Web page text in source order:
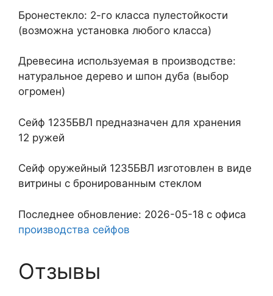
Бронестекло: 2-го класса пулестойкости
(возможна установка любого класса)
Древесина используемая в производстве:
натуральное дерево и шпон дуба (выбор
огромен)
Сейф 1235БВЛ предназначен для хранения
12 ружей
Сейф оружейный 1235БВЛ изготовлен в виде
витрины с бронированным стеклом
Последнее обновление: 2026-05-18 с офиса
производства сейфов
Отзывы